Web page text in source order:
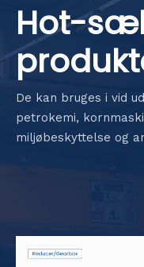
Hot-
De kan bruges i vid
petrokemi,
miljøbeskyttelse og